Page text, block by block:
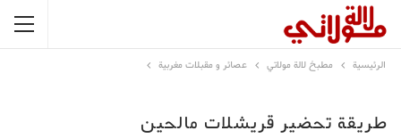
الرئيسية مطبخ لالة مولاتي عصائر و مقبلات مغربية
طريقة تحضير قريشلات مالحين